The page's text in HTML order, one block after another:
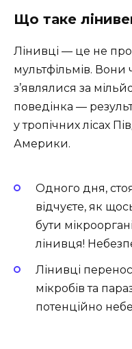
Що таке
Лінивці — це не
мультфільмів.
з’являлися за
поведінка —
у тропічних лісах
Америки.
Одного дня,
відчуєте, як
бути
лінивця!
Лінивці
мікробів та
потенційно